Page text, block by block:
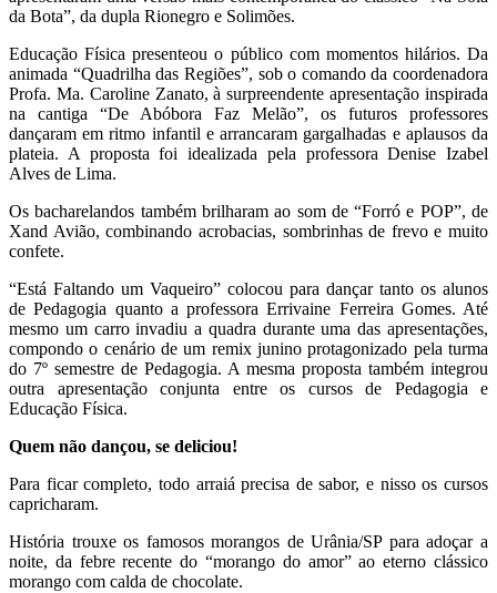
da Bota”, da dupla Rionegro e Solimões.
Educação Física presenteou o público com momentos hilários. Da
animada “Quadrilha das Regiões”, sob o comando da coordenadora
Profa. Ma. Caroline Zanato, à surpreendente apresentação inspirada
na cantiga “De Abóbora Faz Melão”, os futuros professores
dançaram em ritmo infantil e arrancaram gargalhadas e aplausos da
plateia. A proposta foi idealizada pela professora Denise Izabel
Alves de Lima.
Os bacharelandos também brilharam ao som de “Forró e POP”, de
Xand Avião, combinando acrobacias, sombrinhas de frevo e muito
confete.
“Está Faltando um Vaqueiro” colocou para dançar tanto os alunos
de Pedagogia quanto a professora Errivaine Ferreira Gomes. Até
mesmo um carro invadiu a quadra durante uma das apresentações,
compondo o cenário de um remix junino protagonizado pela turma
do 7º semestre de Pedagogia. A mesma proposta também integrou
outra apresentação conjunta entre os cursos de Pedagogia e
Educação Física.
Quem não dançou, se deliciou!
Para ficar completo, todo arraiá precisa de sabor, e nisso os cursos
capricharam.
História trouxe os famosos morangos de Urânia/SP para adoçar a
noite, da febre recente do “morango do amor” ao eterno clássico
morango com calda de chocolate.